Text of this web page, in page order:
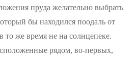
пруда желательно выбрать
бы находился поодаль от
то же время не на солнцепеке.
рядом, во-первых,